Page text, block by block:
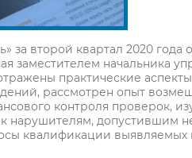
второй квартал 2020 года
заместителем начальника
практические
рассмотрен опыт
контроля проверок,
нарушителям, допустившим
квалификации